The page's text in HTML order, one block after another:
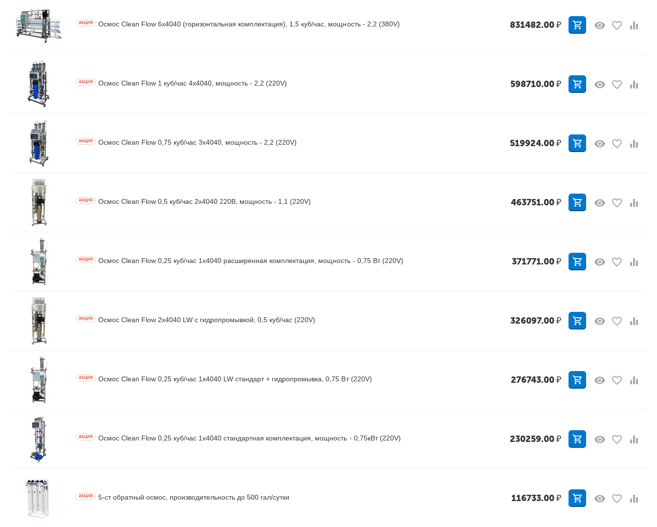
Осмос Clean Flow 6x4040 (горизонтальная комплектация), 1,5 куб/час, мощность - 2,2 (380V)
AКЦИЯ 831482.00₽
Осмос Clean Flow 1 куб/час 4x4040, мощность - 2,2 (220V)
AКЦИЯ 598710.00₽
Осмос Clean Flow 0,75 куб/час 3x4040, мощность - 2,2 (220V)
AКЦИЯ 519924.00₽
Осмос Clean Flow 0,5 куб/час 2x4040 220В, мощность - 1,1 (220V)
AКЦИЯ 463751.00₽
Осмос Clean Flow 0,25 куб/час 1x4040 расширенная комплектация, мощность - 0,75 Вт (220V)
AКЦИЯ 371771.00₽
Осмос Clean Flow 2x4040 LW с гидропромывкой, 0,5 куб/час (220V)
AКЦИЯ 326097.00₽
Осмос Clean Flow 0,25 куб/час 1x4040 LW стандарт + гидропромывка, 0,75 Вт (220V)
AКЦИЯ 276743.00₽
Осмос Clean Flow 0,25 куб/час 1x4040 стандартная комплектация, мощность - 0,75кВт (220V)
AКЦИЯ 230259.00₽
5-ст обратный осмос, производительность до 500 гал/сутки
AКЦИЯ 116733.00₽